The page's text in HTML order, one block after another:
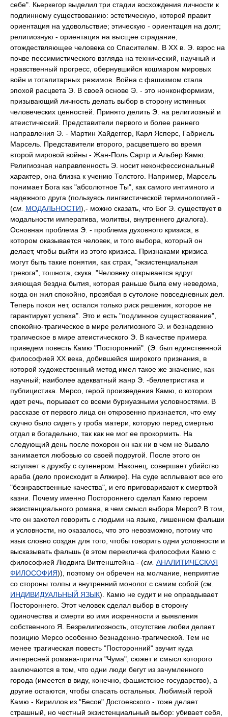
себе". Кьеркегор выделил три стадии восхождения личности к
подлинному существованию: эстетическую, которой правит
ориентация на удовольствие; этическую - ориентация на долг;
религиозную - ориентация на высщее страдание,
отождествляющее человека со Спасителем. В ХХ в. Э. взрос на
почве пессимистического взгляда на технический, научный и
нравственный прогресс, обернувшийся кошмаром мировых
войн и тоталитарных режимов. Война с фашизмом стала
эпохой расцвета Э. В своей основе Э. - это нонконформизм,
призывающий личность делать выбор в сторону истинных
человеческих ценностей. Принято делить Э. на религиозный и
атеистический. Представители первого и более раннего
направления Э. - Мартин Хайдеггер, Карл Ясперс, Габриель
Марсель. Представители второго, расцветшего во время
второй мировой войны - Жан-Поль Сартр и Альбер Камю.
Религиозная направленность Э. носит неконфессиональный
характер, она близка к учению Толстого. Например, Марсель
понимает Бога как "абсолютное Ты", как самого интимного и
надежного друга (пользуясь лингвистической терминологией -
(см. МОДАЛЬНОСТИ),- можно сказать, что Бог Э. существует в
модальности императива, молитвы, внутреннего диалога).
Основная проблема Э. - проблема духовного кризиса, в
котором оказывается человек, и того выбора, который он
делает, чтобы выйти из этого кризиса. Признаками кризиса
могут быть такие понятия, как страх, "экзистенциальная
тревога", тошнота, скука. "Человеку открывается вдруг
зияющая бездна бытия, которая раньше была ему неведома,
когда он жил спокойно, прозябая в сутолоке повседневных дел.
Теперь покоя нет, остался только риск решения, которое не
гарантирует успеха". Это и есть "подлинное существование",
спокойно-трагическое в мире религиозного Э. и безнадежно
трагическое в мире атеистического Э. В качестве примера
приведем повесть Камю "Посторонний". (Э. был единственной
философией ХХ века, добившейся широкого признания, в
которой художественный метод имел такое же значение, как
научный; наиболее адекватный жанр Э. -беллетристика и
публицистика. Мерсо, герой произведения Камю, о котором
идет речь, порывает со всеми буржуазными условностями. В
рассказе от первого лица он откровенно признается, что ему
скучно было сидеть у гроба матери, которую перед смертью
отдал в богадельню, так как не мог ее прокормить. На
следующий день после похорон он как ни в чем не бывало
занимается любовью со своей подругой. После этого он
вступает в дружбу с сутенером. Наконец, совершает убийство
араба (дело происходит в Алжире). На суде всплывают все его
"безнравственные качества", и его приговаривают к смертвой
казни. Почему именно Постороннего сделал Камю героем
экзистенциального романа, в чем смысл выбора Мерсо? В том,
что он захотел говорить с людьми на языке, лишенном фальши
и условности, но оказалось, что это невозможно, потому что
язык словно создан для того, чтобы говорить одни условности и
высказывать фальшь (в этом перекличка философии Камю с
философией Людвига Витгенштейна - (см. АНАЛИТИЧЕСКАЯ
ФИЛОСОФИЯ)), поэтому он обречен на молчание, неприятие
со стороны толпы и внутренний монолог с самим собой (см.
ИНДИВИДУАЛЬНЫЙ ЯЗЫК). Камю не судит и не оправдывает
Постороннего. Этот человек сделал выбор в сторону
одиночества и смерти во имя искренности и выявления
собственного Я. Безрелигиозность, отсутствие любви делает
позицию Мерсо особенно безнадежно-трагической. Тем не
менее трагическая повесть "Посторонний" звучит куда
интересней романа-притчи "Чума", сюжет и смысл которого
заключаются в том, что одни люди бегут из зачумленного
города (имеется в виду, конечно, фашистское государство), а
другие остаются, чтобы спасать остальных. Любимый герой
Камю - Кириллов из "Бесов" Достоевского - тоже делает
страшный, но честный экзистенциальный выбор: убивает себя,